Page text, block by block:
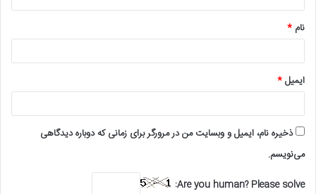
*
نام *
ایمیل*
ذخیره نام، ایمیل و وبسایت من در مرورگر برای زمانی که دوباره دیدگاهی
می‌نویسم.
Are you human? Please solve: